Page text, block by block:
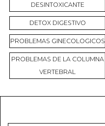
DESINTOXICANTE
DETOX DIGESTIVO
PROBLEMAS GINECOLOGICOS
PROBLEMAS DE LA COLUMNA
VERTEBRAL